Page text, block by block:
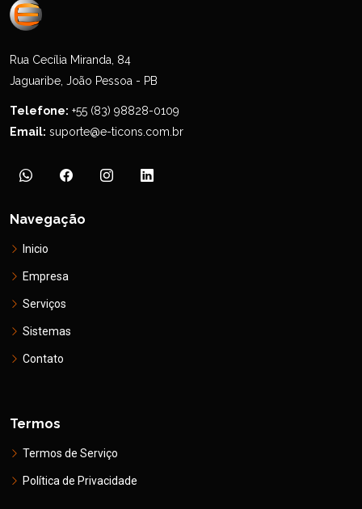
Rua Cecília Miranda, 84
Jaguaribe, João Pessoa - PB
Telefone: +55 (83) 98828-0109
Email: suporte@e-ticons.com.br
Navegação
Inicio
Empresa
Serviços
Sistemas
Contato
Termos
Termos de Serviço
Política de Privacidade